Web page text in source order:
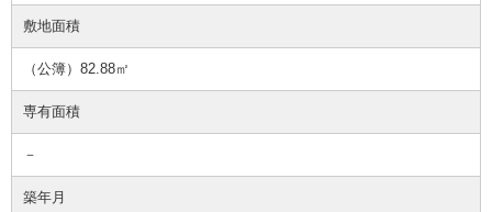
敷地面積
（公簿）82.88㎡
専有面積
－
築年月